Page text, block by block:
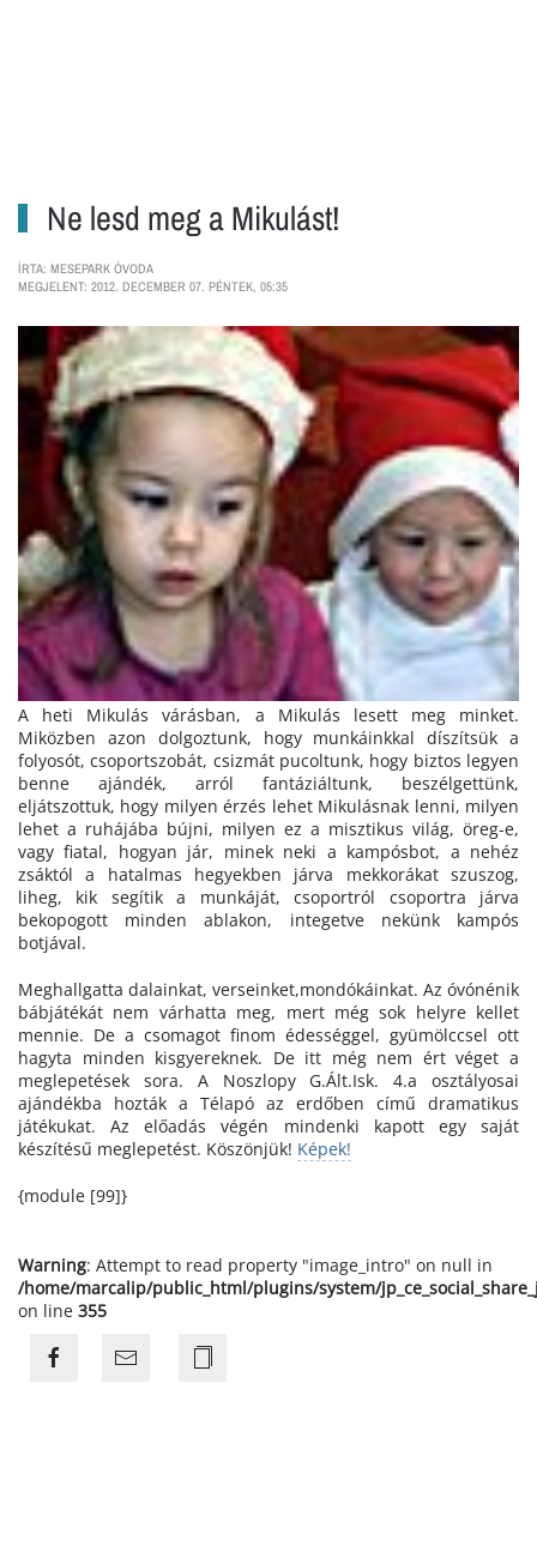
Ne lesd meg a Mikulást!
ÍRTA: MESEPARK ÓVODA
MEGJELENT: 2012. DECEMBER 07. PÉNTEK, 05:35
A heti Mikulás várásban, a Mikulás lesett meg minket.
Miközben azon dolgoztunk, hogy munkáinkkal díszítsük a
folyosót, csoportszobát, csizmát pucoltunk, hogy biztos legyen
benne ajándék, arról fantáziáltunk, beszélgettünk,
eljátszottuk, hogy milyen érzés lehet Mikulásnak lenni, milyen
lehet a ruhájába bújni, milyen ez a misztikus világ, öreg-e,
vagy fiatal, hogyan jár, minek neki a kampósbot, a nehéz
zsáktól a hatalmas hegyekben járva mekkorákat szuszog,
liheg, kik segítik a munkáját, csoportról csoportra járva
bekopogott minden ablakon, integetve nekünk kampós
botjával.
Meghallgatta dalainkat, verseinket,mondókáinkat. Az óvónénik
bábjátékát nem várhatta meg, mert még sok helyre kellet
mennie. De a csomagot finom édességgel, gyümölccsel ott
hagyta minden kisgyereknek. De itt még nem ért véget a
meglepetések sora. A Noszlopy G.Ált.Isk. 4.a osztályosai
ajándékba hozták a Télapó az erdőben című dramatikus
játékukat. Az előadás végén mindenki kapott egy saját
készítésű meglepetést. Köszönjük! Képek!
{module [99]}
Warning: Attempt to read property "image_intro" on null in
/home/marcalip/public_html/plugins/system/
on line 355